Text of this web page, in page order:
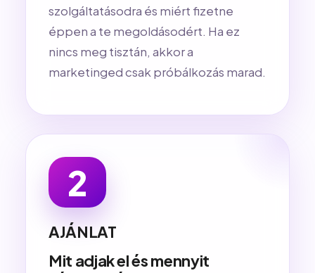
szolgáltatásodra és miért fizetne
éppen a te megoldásodért. Ha ez
nincs meg tisztán, akkor a
marketinged csak próbálkozás marad.
2
AJÁNLAT
Mit adjak el és mennyit